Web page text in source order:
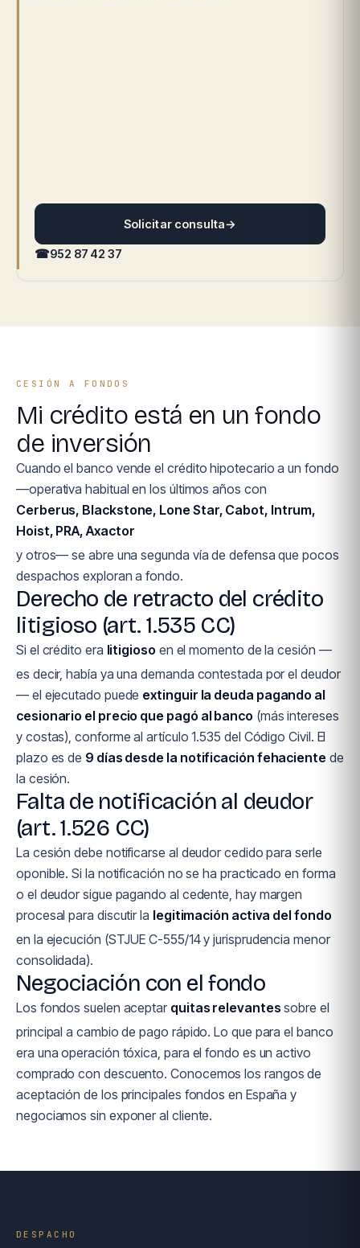
Solicitar consulta→
☎952 87 42 37
CESIÓN A FONDOS
Mi crédito está en un fondo
de inversión
Cuando el banco vende el crédito hipotecario a un fondo
—operativa habitual en los últimos años con
Cerberus, Blackstone, Lone Star, Cabot, Intrum,
Hoist, PRA, Axactor
y otros— se abre una segunda vía de defensa que pocos
despachos exploran a fondo.
Derecho de retracto del crédito
litigioso (art. 1.535 CC)
Si el crédito era litigioso en el momento de la cesión —
es decir, había ya una demanda contestada por el deudor
— el ejecutado puede extinguir la deuda pagando al
cesionario el precio que pagó al banco (más intereses
y costas), conforme al artículo 1.535 del Código Civil. El
plazo es de 9 días desde la notificación fehaciente de
la cesión.
Falta de notificación al deudor
(art. 1.526 CC)
La cesión debe notificarse al deudor cedido para serle
oponible. Si la notificación no se ha practicado en forma
o el deudor sigue pagando al cedente, hay margen
procesal para discutir la legitimación activa del fondo
en la ejecución (STJUE C-555/14 y jurisprudencia menor
consolidada).
Negociación con el fondo
Los fondos suelen aceptar quitas relevantes sobre el
principal a cambio de pago rápido. Lo que para el banco
era una operación tóxica, para el fondo es un activo
comprado con descuento. Conocemos los rangos de
aceptación de los principales fondos en España y
negociamos sin exponer al cliente.
DESPACHO